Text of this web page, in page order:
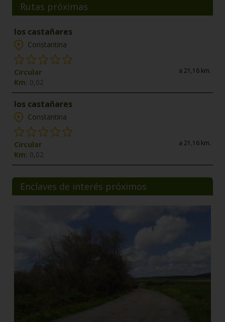
Rutas próximas
los castañares
Constantina
Circular
Km: 0,02
a 21,16 km.
los castañares
Constantina
Circular
Km: 0,02
a 21,16 km.
Enclaves de interés próximos